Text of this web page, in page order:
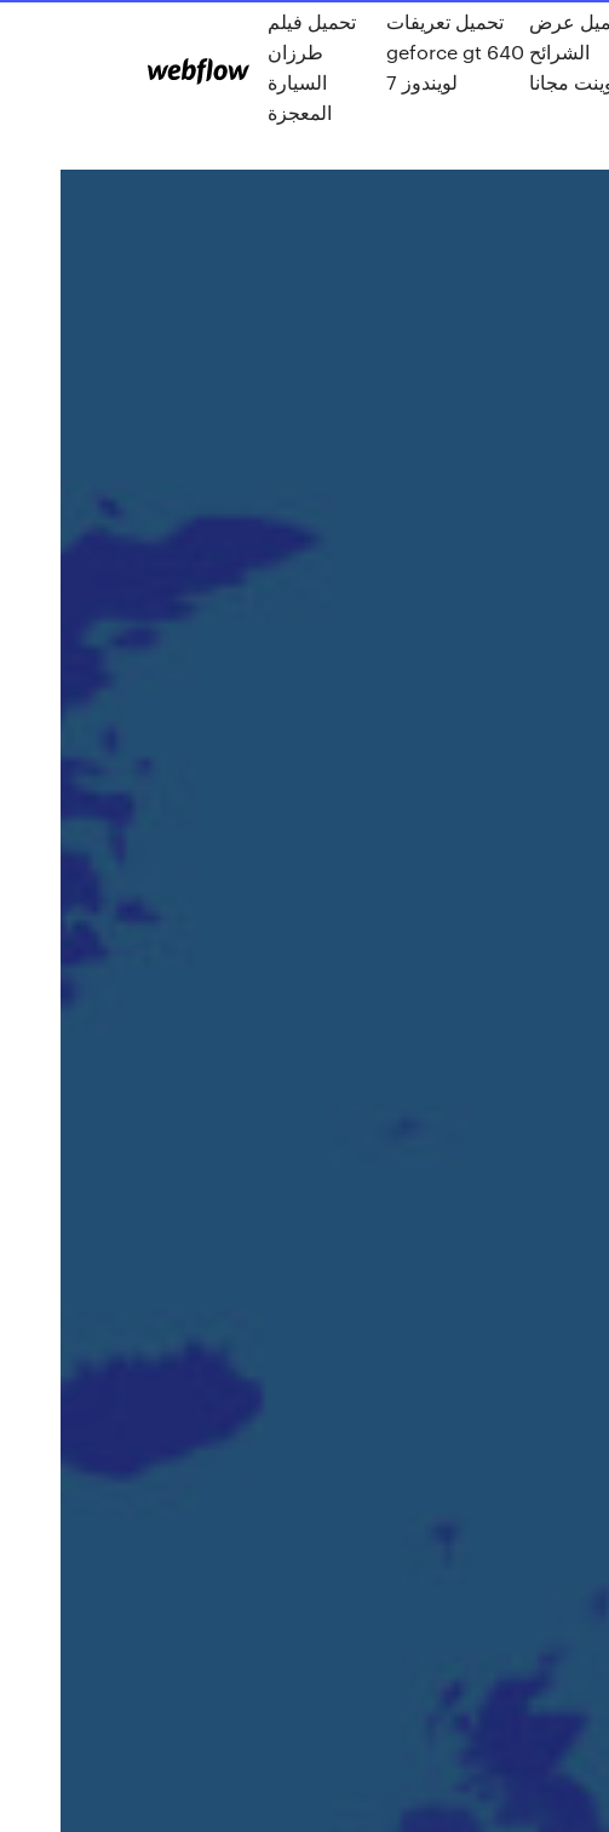
تحميل فيلم
طرزان
السيارة
المعجزة
تحميل تعريفات
geforce gt 640
لويندوز 7
عرض
الشرائح
مجانا